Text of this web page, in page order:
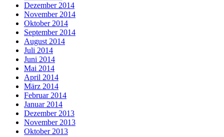
Dezember 2014
November 2014
Oktober 2014
September 2014
August 2014
Juli 2014
Juni 2014
Mai 2014
April 2014
März 2014
Februar 2014
Januar 2014
Dezember 2013
November 2013
Oktober 2013